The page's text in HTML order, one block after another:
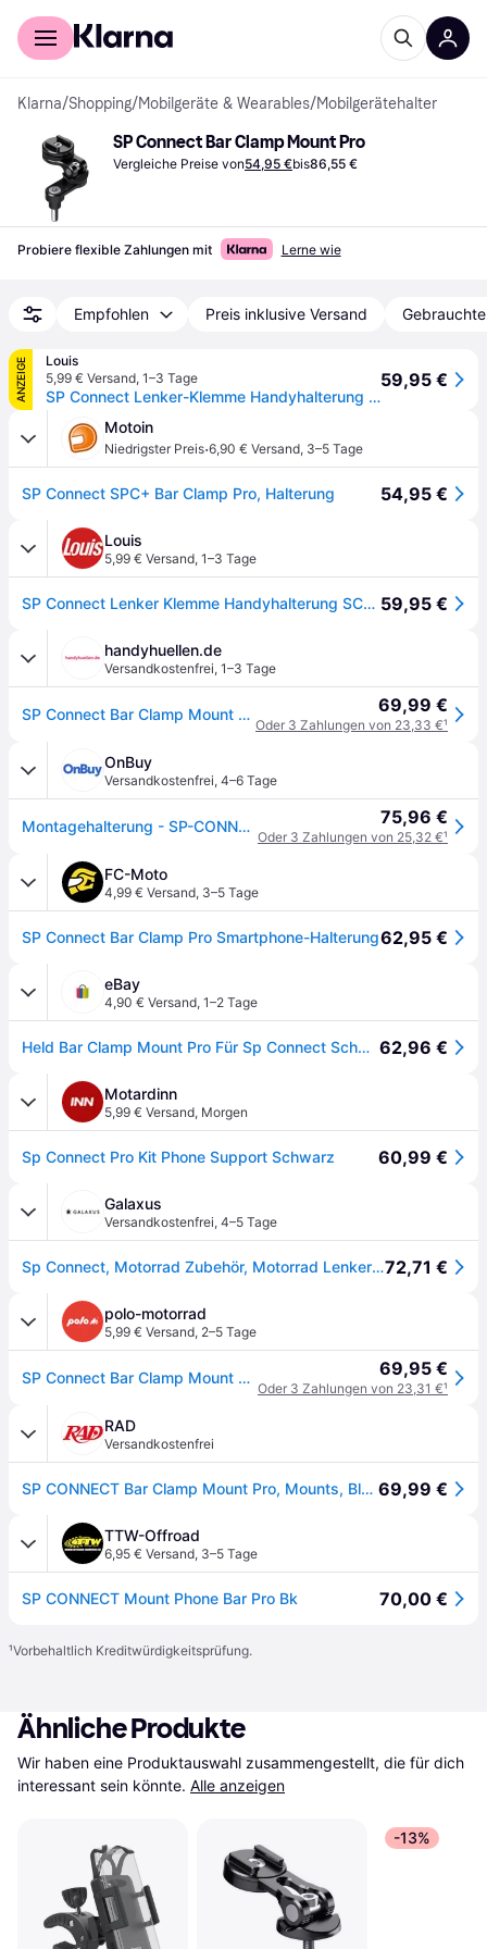
Für Shopper
Klarna/Shopping/Mobilgeräte & Wearables/Mobilgerätehalter
SP Connect Bar Clamp Mount Pro
Vergleiche Preise von54,95 €bis86,55 €
Probiere flexible Zahlungen mit Lerne wie
Empfohlen Preis inklusive Versand
ANZEIGE
Louis
5,99 € Versand, 1–3 Tage
SP Connect Lenker-Klemme Handyhalterung SCHWARZ
59,95 €
Motoin
Niedrigster Preis·6,90 € Versand, 3–5 Tage
SP Connect SPC+ Bar Clamp Pro, Halterung 54,95 €
Louis
5,99 € Versand, 1–3 Tage
SP Connect Lenker Klemme Handyhalterung SCHWARZ 59,95 €
handyhuellen.de
Versandkostenfrei, 1–3 Tage
SP Connect Bar Clamp Mount Pro Motorrad-Handyhalterung - 360° drehbar - Schwarz 69,99 €
Oder 3 Zahlungen von 23,33 €¹
OnBuy
Versandkostenfrei, 4–6 Tage
Montagehalterung - SP-CONNECT - Moto Mount Pro - Aluminium - Vibrationsdämpfung - 360 Einstellung 75,96 €
Oder 3 Zahlungen von 25,32 €¹
FC-Moto
4,99 € Versand, 3–5 Tage
SP Connect Bar Clamp Pro Smartphone-Halterung62,95 €
eBay
4,90 € Versand, 1–2 Tage
Held Bar Clamp Mount Pro Für Sp Connect Schwarz 62,96 €
Motardinn
5,99 € Versand, Morgen
Sp Connect Pro Kit Phone Support Schwarz 60,99 €
Galaxus
Versandkostenfrei, 4–5 Tage
Sp Connect, Motorrad Zubehör, Motorrad Lenkerbock Befestigung Pro72,71 €
polo-motorrad
5,99 € Versand, 2–5 Tage
SP Connect Bar Clamp Mount Pro SPC+ für Lenkerklemmung schwarz - Motorradzubehör - Multimedia 69,95 €
Oder 3 Zahlungen von 23,31 €¹
RAD
Versandkostenfrei
SP CONNECT Bar Clamp Mount Pro, Mounts, Black 69,99 €
TTW-Offroad
6,95 € Versand, 3–5 Tage
SP CONNECT Mount Phone Bar Pro Bk 70,00 €
¹Vorbehaltlich Kreditwürdigkeitsprüfung.
Ähnliche Produkte
Wir haben eine Produktauswahl zusammengestellt, die für dich
interessant sein könnte. Alle anzeigen
-13%